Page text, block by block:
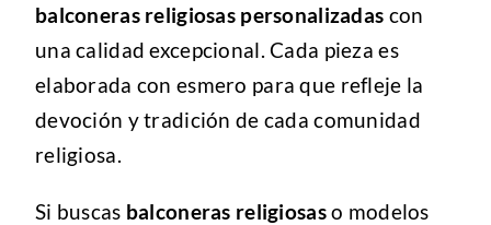
balconeras religiosas personalizadas con
una calidad excepcional. Cada pieza es
elaborada con esmero para que refleje la
devoción y tradición de cada comunidad
religiosa.
Si buscas balconeras religiosaso modelos